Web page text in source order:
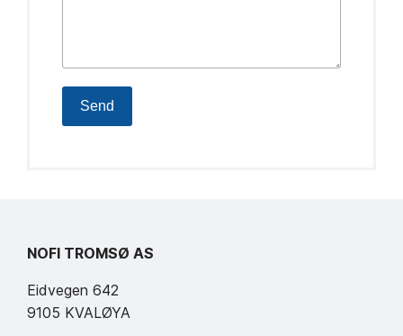
Send
NOFI TROMSØ AS
Eidvegen 642
9105 KVALØYA